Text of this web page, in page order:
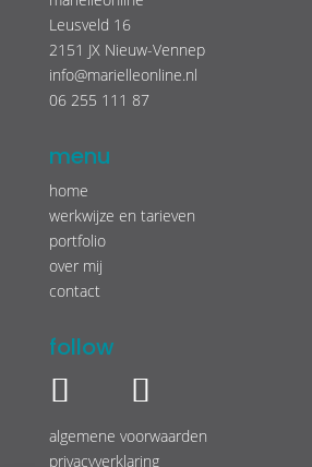
Leusveld 16
2151 JX Nieuw-Vennep
info@marielleonline.nl
06 255 111 87
menu
home
werkwijze en tarieven
portfolio
over mij
contact
follow
algemene voorwaarden
privacyverklaring